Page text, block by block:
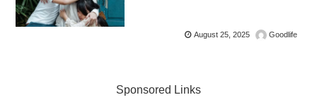
August 25, 2025 Goodlife
Sponsored Links